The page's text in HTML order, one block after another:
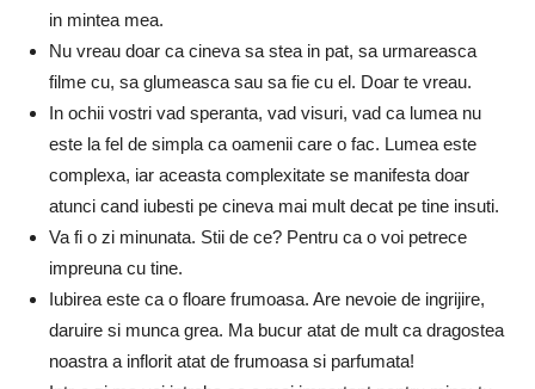
in mintea mea.
Nu vreau doar ca cineva sa stea in pat, sa urmareasca
filme cu, sa glumeasca sau sa fie cu el. Doar te vreau.
In ochii vostri vad speranta, vad visuri, vad ca lumea nu
este la fel de simpla ca oamenii care o fac. Lumea este
complexa, iar aceasta complexitate se manifesta doar
atunci cand iubesti pe cineva mai mult decat pe tine insuti.
Va fi o zi minunata. Stii de ce? Pentru ca o voi petrece
impreuna cu tine.
Iubirea este ca o floare frumoasa. Are nevoie de ingrijire,
daruire si munca grea. Ma bucur atat de mult ca dragostea
noastra a inflorit atat de frumoasa si parfumata!